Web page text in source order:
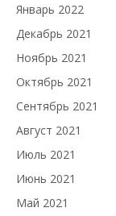
Январь 2022
Декабрь 2021
Ноябрь 2021
Октябрь 2021
Сентябрь 2021
Август 2021
Июль 2021
Июнь 2021
Май 2021